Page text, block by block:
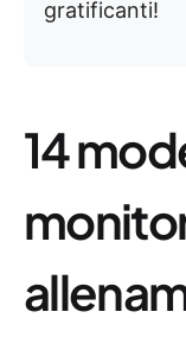
gratificanti!
14